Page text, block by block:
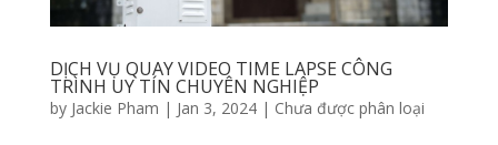
DỊCH VỤ QUAY VIDEO TIME LAPSE CÔNG
TRÌNH UY TÍN CHUYÊN NGHIỆP
by Jackie Pham | Jan 3, 2024| Chưa được phân loại